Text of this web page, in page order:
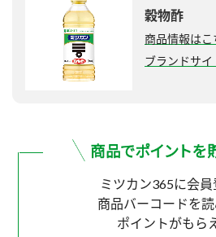
穀物酢
商品情報はこ
ブランドサイ
ミツカン365に会
商品バーコードを
ポイントがもら